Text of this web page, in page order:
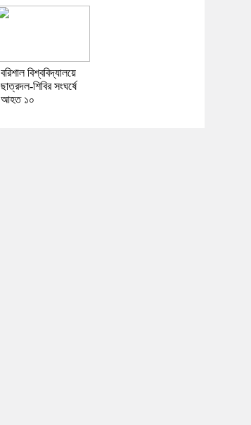
বরিশাল বিশ্ববিদ্যালয়ে
ছাত্রদল-শিবির সংঘর্ষে
আহত ১০